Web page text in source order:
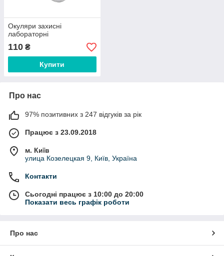
Окуляри захисні
лабораторні
110 ₴
Купити
Про нас
97% позитивних з 247 відгуків за рік
Працює з 23.09.2018
м. Київ
улица Козелецкая 9, Київ, Україна
Контакти
Сьогодні працює з 10:00 до 20:00
Показати весь графік роботи
Про нас